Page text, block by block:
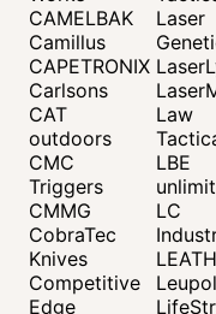
CAMELBAK
Camillus
CAPETRONIX
Carlsons
CAT
outdoors
CMC
Triggers
CMMG
CobraTec
Knives
Competitive
Edge
Laser
Law
LBE
LC